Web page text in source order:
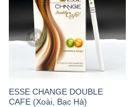
ESSE CHANGE DOUBLE
CAFE (Xoài, Bạc Hà)